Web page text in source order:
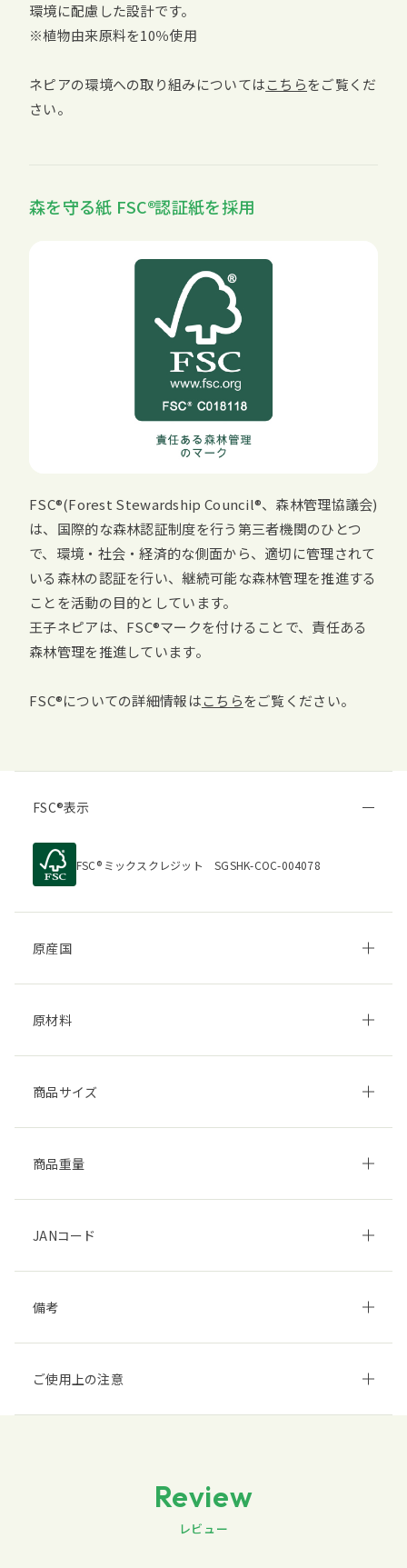
環境に配慮した設計です。
※植物由来原料を10％使用
ネピアの環境への取り組みについてはこちらをご覧くだ
さい。
森を守る紙 FSC 認証紙を採用
FSC (Forest Stewardship Council 、森林管理協議会)
は、国際的な森林認証制度を行う第三者機関のひとつ
で、環境・社会・経済的な側面から、適切に管理されて
いる森林の認証を行い、継続可能な森林管理を推進する
ことを活動の目的としています。
王子ネピアは、 FSC マークを付けることで、責任ある
森林管理を推進しています。
FSC についての詳細情報はこちらをご覧ください。
FSC 表示
FSC ミックスクレジット SGSHK-COC-004078
原産国
原材料
商品サイズ
商品重量
JANコード
備考
ご使用上の注意
Review
レビュー